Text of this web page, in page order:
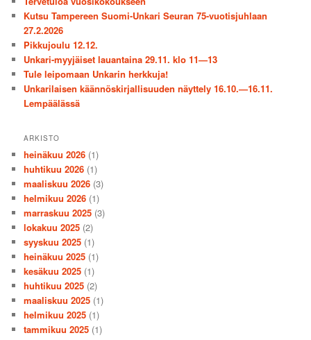
Kutsu Tampereen Suomi-Unkari Seuran 75-vuotisjuhlaan
27.2.2026
Pikkujoulu 12.12.
Unkari-myyjäiset lauantaina 29.11. klo 11—13
Tule leipomaan Unkarin herkkuja!
Unkarilaisen käännöskirjallisuuden näyttely 16.10.—16.11.
Lempäälässä
ARKISTO
heinäkuu 2026 (1)
huhtikuu 2026 (1)
maaliskuu 2026 (3)
helmikuu 2026 (1)
marraskuu 2025 (3)
lokakuu 2025 (2)
syyskuu 2025 (1)
heinäkuu 2025 (1)
kesäkuu 2025 (1)
huhtikuu 2025 (2)
maaliskuu 2025 (1)
helmikuu 2025 (1)
tammikuu 2025 (1)